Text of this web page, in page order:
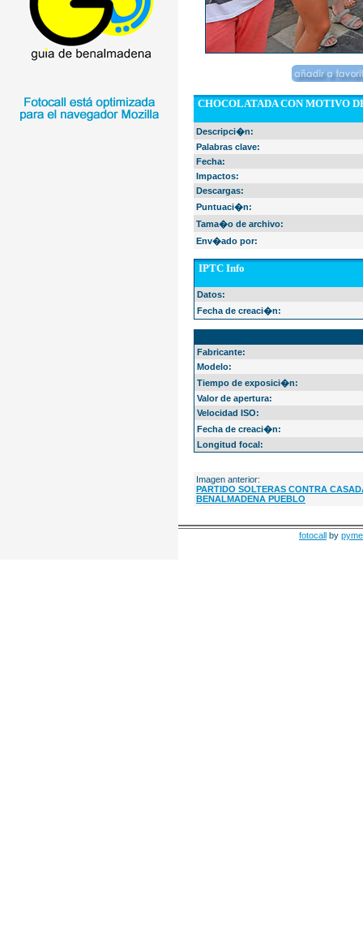
CHOCOLATADA CON MOTIVO
Descripci�n:
Palabras clave:
Fecha:
Impactos:
Descargas:
Puntuaci�n:
Tama�o de archivo:
Env�ado por:
IPTC Info
Datos:
Fecha de creaci�n:
Fabricante:
Modelo:
Tiempo de exposici�n:
Valor de apertura:
Velocidad ISO:
Fecha de creaci�n:
Longitud focal:
Imagen anterior:
PARTIDO SOLTERAS CONTRA
BENALMADENA PUEBLO
fotocall by